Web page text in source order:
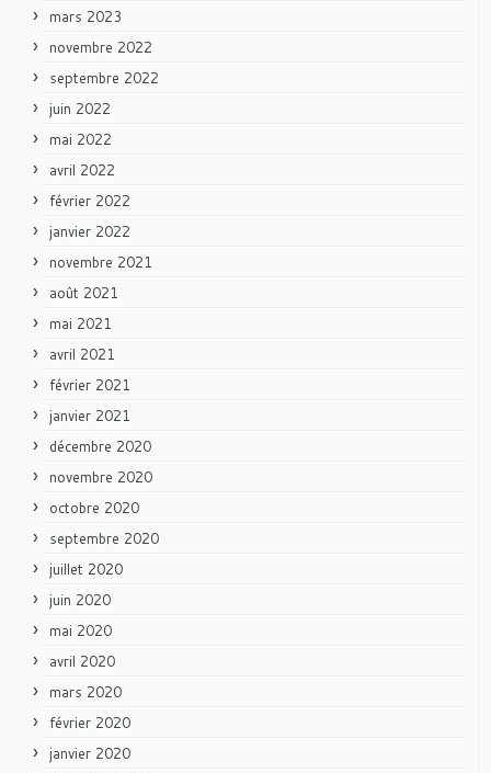
mars 2023
novembre 2022
septembre 2022
juin 2022
mai 2022
avril 2022
février 2022
janvier 2022
novembre 2021
août 2021
mai 2021
avril 2021
février 2021
janvier 2021
décembre 2020
novembre 2020
octobre 2020
septembre 2020
juillet 2020
juin 2020
mai 2020
avril 2020
mars 2020
février 2020
janvier 2020